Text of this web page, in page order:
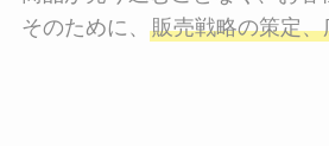
そのために、 販売戦略の策定